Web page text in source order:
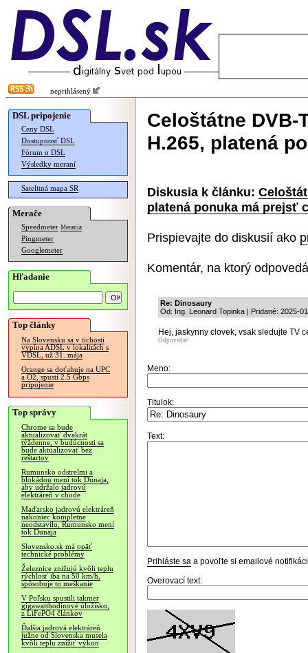
neprihlásený
DSL pripojenie
Ceny DSL
Dostupnosť DSL
Fórum o DSL
Výsledky meraní
Satelitná mapa SR
Merače
Speedmeter Merania
Pingmeter
Googlemeter
Hľadanie
Top články
Na Slovensku sa v tichosti
vypína ADSL v lokalitách s
VDSL, už 31. mája
Orange sa doťahuje na UPC
a O2, spustí 2.5 Gbps
pripojenie
Top správy
Chrome sa bude
aktualizovať dvakrát
týždenne, v budúcnosti sa
bude aktualizovať bez
reštartov
Rumunsko odstrelmi a
blokádou mení tok Dunaja,
aby udržalo jadrovú
elektráreň v chode
Maďarsko jadrovú elektráreň
nakoniec kompletne
neodstavilo, Rumunsko mení
tok Dunaja
Slovensko.sk má opäť
technické problémy
Železnice znižujú kvôli teplu
rýchlosť iba na 50 km/h,
spôsobuje to meškanie
V Poľsku spustili takmer
gigawatthodinové úložisko,
z LiFePO4 článkov
Ďalšia jadrová elektráreň
južne od Slovenska musela
kvôli teplu znížiť výkon
Celoštátne
H.265, platená
Diskusia k článku:
platená ponuka má prejsť
Prispievajte do diskusií ako
Komentár, na ktorý
Re: Dinosaury
Od: Ing. Leonard Topinka | Pridané: 2025-
Hej, jaskynny clovek, vsak sledujte TV
Odpovedať
Meno:
Titulok:
Text:
Prihláste sa a povoľte si emailové
Overovací text: